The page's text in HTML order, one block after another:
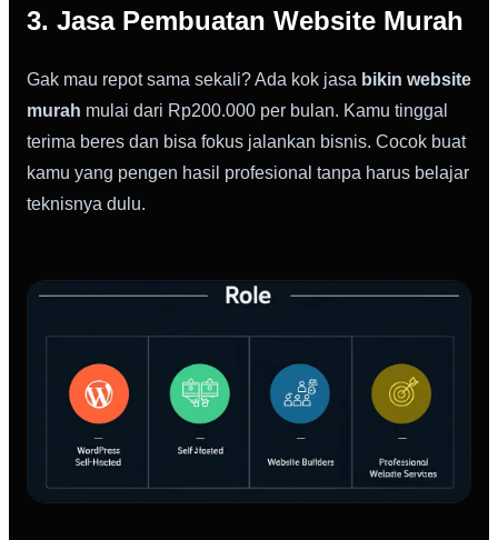
3. Jasa Pembuatan Website Murah
Gak mau repot sama sekali? Ada kok jasa bikin website
murah mulai dari Rp200.000 per bulan. Kamu tinggal
terima beres dan bisa fokus jalankan bisnis. Cocok buat
kamu yang pengen hasil profesional tanpa harus belajar
teknisnya dulu.